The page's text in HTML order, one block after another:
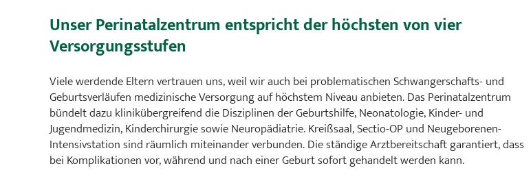
Unser Perinatalzentrum entspricht der höchsten von vier
Versorgungsstufen
Viele werdende Eltern vertrauen uns, weil wir auch bei problematischen Schwangerschafts- und
Geburtsverläufen medizinische Versorgung auf höchstem Niveau anbieten. Das Perinatalzentrum
bündelt dazu klinikübergreifend die Disziplinen der Geburtshilfe, Neonatologie, Kinder- und
Jugendmedizin, Kinderchirurgie sowie Neuropädiatrie. Kreißsaal, Sectio-OP und Neugeborenen-
Intensivstation sind räumlich miteinander verbunden. Die ständige Arztbereitschaft garantiert, dass
bei Komplikationen vor, während und nach einer Geburt sofort gehandelt werden kann.